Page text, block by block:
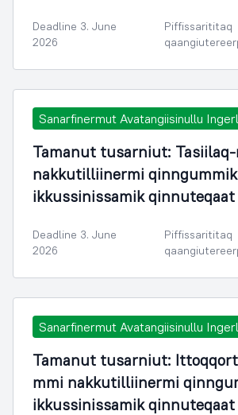
Deadline 3. June
2026
Piffissarititaq
Sanarfinermut Avatangiisinullu
Tamanut tusarniut:
nakkutilliinermi qinngummik
ikkussinissamik qinnuteqaat
Deadline 3. June
2026
Piffissarititaq
Sanarfinermut Avatangiisinullu
Tamanut tusarniut:
mmi nakkutilliinermi
ikkussinissamik qinnuteqaat